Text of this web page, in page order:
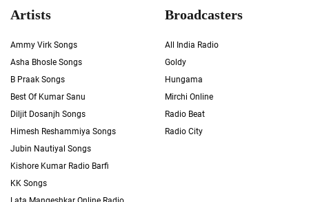
Artists
Ammy Virk Songs
Asha Bhosle Songs
B Praak Songs
Best Of Kumar Sanu
Diljit Dosanjh Songs
Himesh Reshammiya Songs
Jubin Nautiyal Songs
Kishore Kumar Radio Barfi
KK Songs
Broadcasters
All India Radio
Goldy
Hungama
Mirchi Online
Radio Beat
Radio City